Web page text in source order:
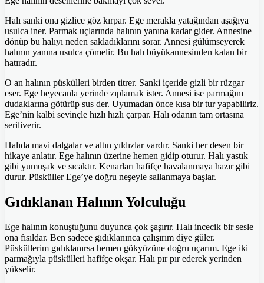
Halı sanki ona gizlice göz kırpar. Ege merakla yatağından aşağıya
usulca iner. Parmak uçlarında halının yanına kadar gider. Annesine
dönüp bu halıyı neden sakladıklarını sorar. Annesi gülümseyerek
halının yanına usulca çömelir. Bu halı büyükannesinden kalan bir
hatıradır.
O an halının püskülleri birden titrer. Sanki içeride gizli bir rüzgar
eser. Ege heyecanla yerinde zıplamak ister. Annesi ise parmağını
dudaklarına götürüp sus der. Uyumadan önce kısa bir tur yapabiliriz.
Ege’nin kalbi sevinçle hızlı hızlı çarpar. Halı odanın tam ortasına
seriliverir.
Halıda mavi dalgalar ve altın yıldızlar vardır. Sanki her desen bir
hikaye anlatır. Ege halının üzerine hemen gidip oturur. Halı yastık
gibi yumuşak ve sıcaktır. Kenarları hafifçe havalanmaya hazır gibi
durur. Püsküller Ege’ye doğru neşeyle sallanmaya başlar.
Gıdıklanan Halının Yolculuğu
Ege halının konuştuğunu duyunca çok şaşırır. Halı incecik bir sesle
ona fısıldar. Ben sadece gıdıklanınca çalışırım diye güler.
Püsküllerim gıdıklanırsa hemen gökyüzüne doğru uçarım. Ege iki
parmağıyla püskülleri hafifçe okşar. Halı pır pır ederek yerinden
yükselir.